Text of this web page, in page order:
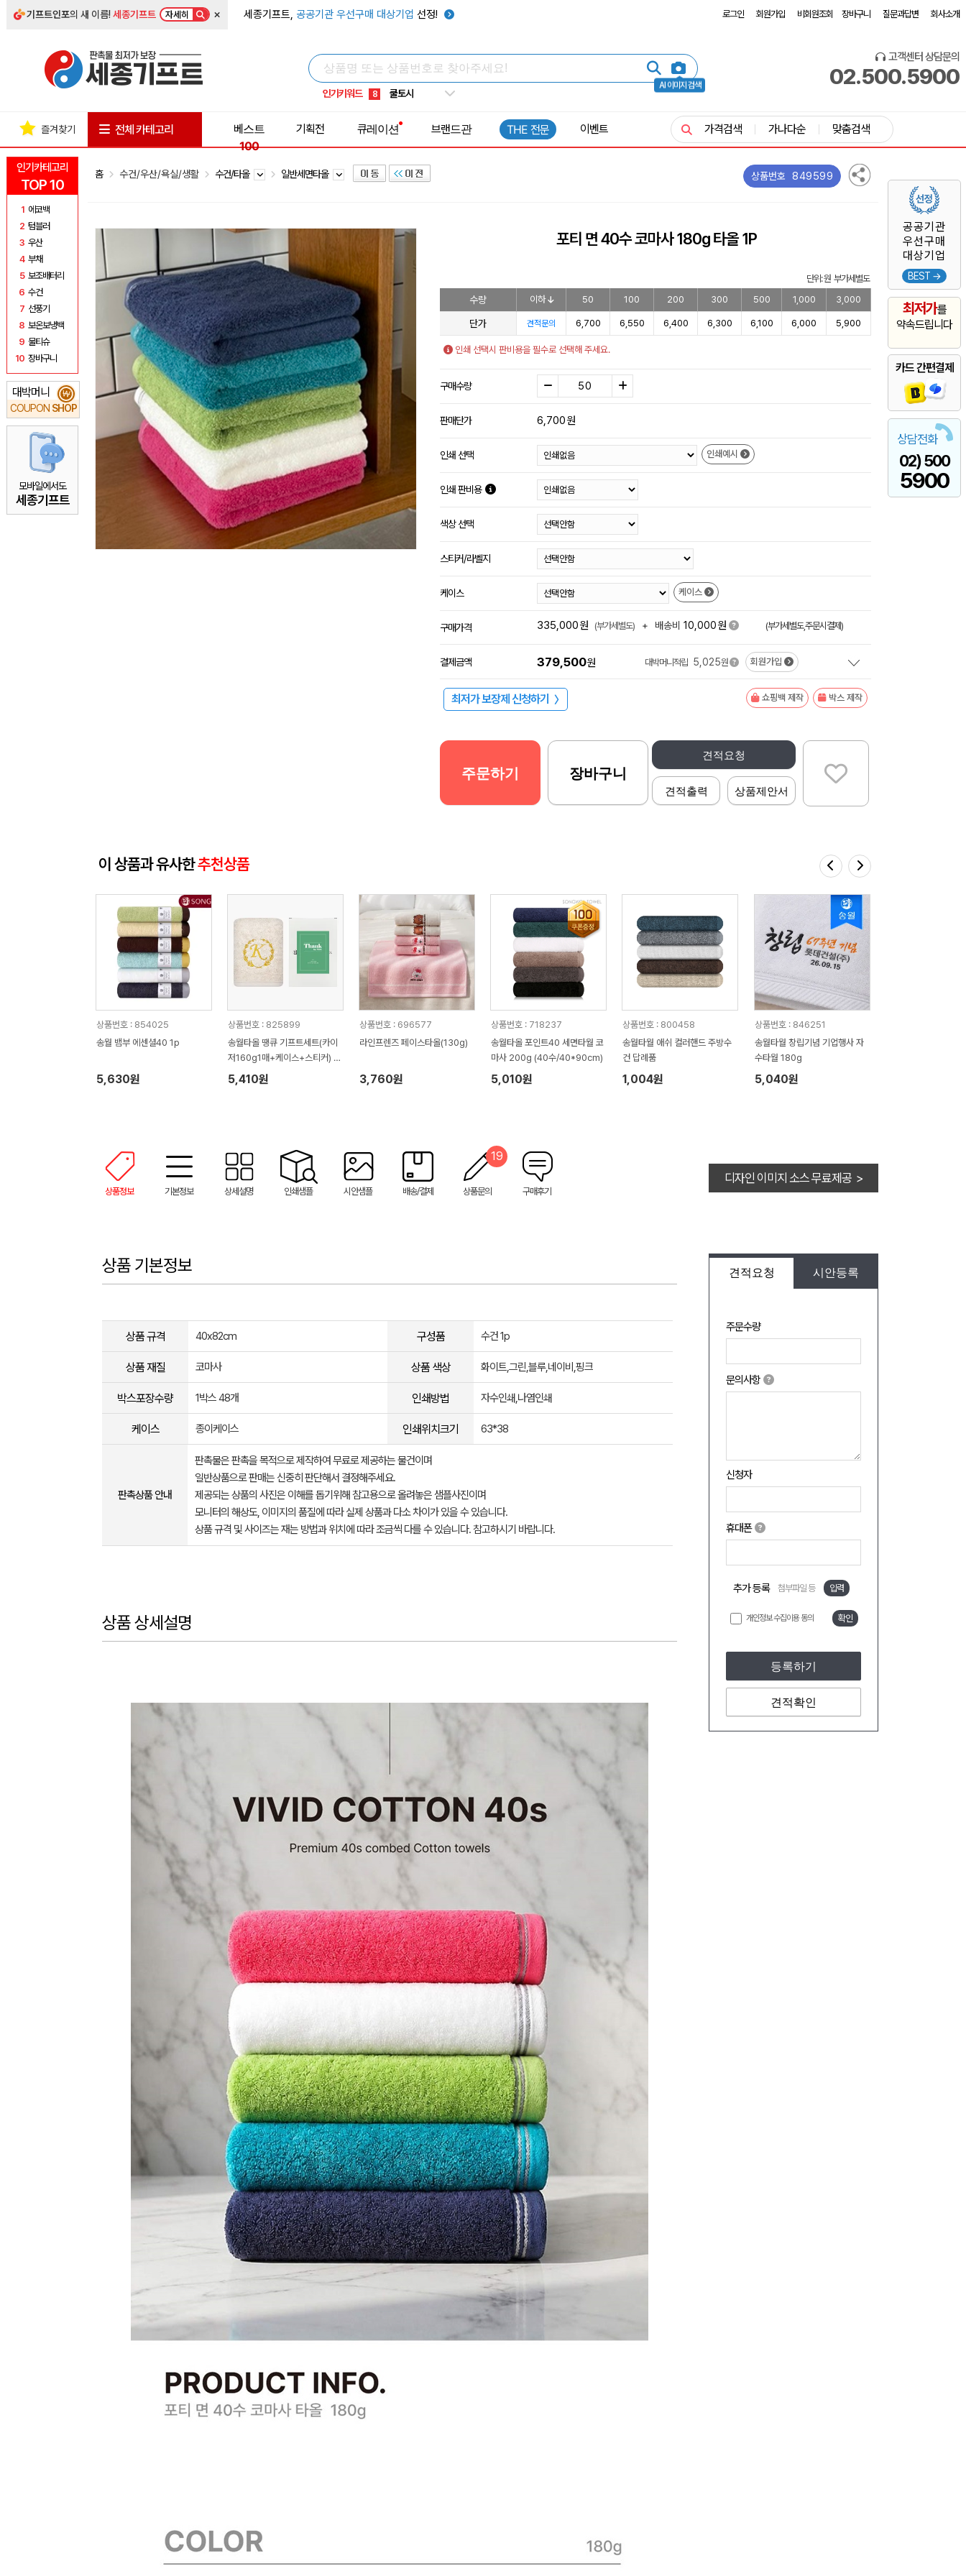
기프트인포의 새 이름!세종기프트 자세히 × 세종기프트, 공공기관 우선구매 대상기업 선정! 로그인 회원가입 비회원조회 장바구니 질문과답변 회사소개
AI 이미지 검색
인기키워드
5 키캡
8 쿨토시
9 넥쿨러
1 선풍기
고객센터 상담문의
02.500.5900
인기카테고리
TOP 10
1 에코백
2 텀블러
3 우산
4 부채
5 보조배터리
6 수건
7 선풍기
8 보온보냉백
9 물티슈
10 장바구니
대박머니
COUPON SHOP
₩
모바일에서도
세종기프트
공공기관
우선구매
대상기업
BEST →
최저가를
약속드립니다
카드 간편결제
상담전화
02) 500
5900
즐겨찾기 전체 카테고리
베스트
100
기획전 큐레이션 브랜드관 THE 전문 이벤트 가격검색 가나다순 맞춤검색
홈 수건/우산/욕실/생활 수건/타올 일반세면타올 상품번호 849599
포티 면 40수 코마사 180g 타올 1P
단위: 원 부가세별도
수량 이하 50 100 200 300 500 1,000 3,000
단가 견적문의 6,700 6,550 6,400 6,300 6,100 6,000 5,900
인쇄 선택시 판비용을 필수로 선택해 주세요.
구매수량
판매단가 6,700원
인쇄 선택 인쇄예시
인쇄 판비용
색상 선택
스티커/라벨지
케이스 케이스
구매가격 335,000원 (부가세별도) + 배송비 10,000원 (부가세별도,주문시결제)
결제금액 379,500원 대박머니적립 5,025원 회원가입
최저가 보장제 신청하기 〉 쇼핑백 제작 박스 제작
견적요청
견적출력 상품제안서
주문하기 장바구니
이 상품과 유사한추천상품
상품번호 : 854025
송월 뱀부 에센셜40 1p
5,630원
상품번호 : 825899
송월타올 땡큐 기프트세트(카이
저160g1매+케이스+스티커) 감
사 답례품
5,410원
상품번호 : 696577
라인프렌즈 페이스타올(130g)
3,760원
상품번호 : 718237
송월타올 포인트40 세면타월 코
마사 200g (40수/40*90cm)
5,010원
상품번호 : 800458
송월타월 애쉬 컬러핸드 주방수
건 답례품
1,004원
상품번호 : 846251
송월타월 창립기념 기업행사 자
수타월 180g
5,040원
상품정보 기본정보 상세설명 인쇄샘플 시안샘플 배송/결제 상품문의
19
구매후기
디자인 이미지 소스 무료제공 >
견적요청 시안등록
주문수량
문의사항
신청자
휴대폰
추가 등록 첨부파일 등 입력
개인정보 수집이용 동의 확인
등록하기
견적확인
상품 기본정보
상품 규격 40x82cm 구성품 수건 1p
상품 재질 코마사 상품 색상 화이트,그린,블루,네이비,핑크
박스포장수량 1박스 48개 인쇄방법 자수인쇄,나염인쇄
케이스 종이케이스 인쇄위치크기 63*38
판촉상품 안내
판촉물은 판촉을 목적으로 제작하여 무료로 제공하는 물건이며
일반상품으로 판매는 신중히 판단해서 결정해주세요.
제공되는 상품의 사진은 이해를 돕기위해 참고용으로 올려놓은 샘플사진이며
모니터의 해상도, 이미지의 품질에 따라 실제 상품과 다소 차이가 있을 수 있습니다.
상품 규격 및 사이즈는 재는 방법과 위치에 따라 조금씩 다를 수 있습니다. 참고하시기 바랍니다.
상품 상세설명